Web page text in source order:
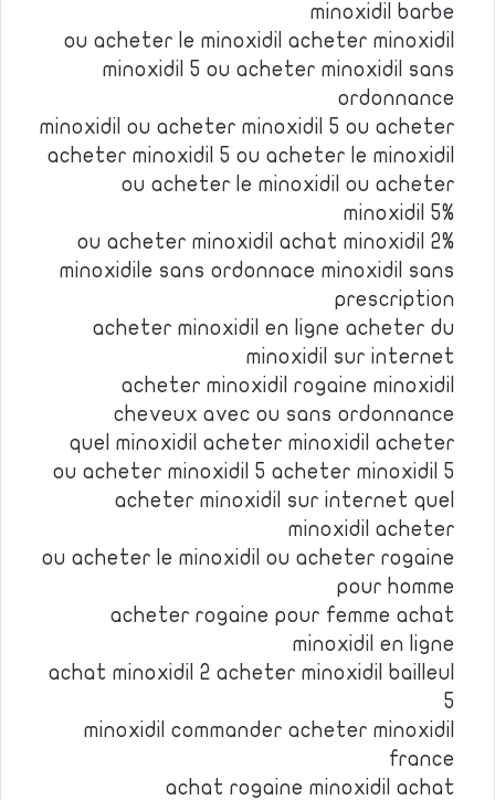
minoxidil barbe
ou acheter le minoxidil acheter minoxidil
minoxidil 5 ou acheter minoxidil sans
ordonnance
minoxidil ou acheter minoxidil 5 ou acheter
acheter minoxidil 5 ou acheter le minoxidil
ou acheter le minoxidil ou acheter
minoxidil 5%
ou acheter minoxidil achat minoxidil 2%
minoxidile sans ordonnace minoxidil sans
prescription
acheter minoxidil en ligne acheter du
minoxidil sur internet
acheter minoxidil rogaine minoxidil
cheveux avec ou sans ordonnance
quel minoxidil acheter minoxidil acheter
ou acheter minoxidil 5 acheter minoxidil 5
acheter minoxidil sur internet quel
minoxidil acheter
ou acheter le minoxidil ou acheter rogaine
pour homme
acheter rogaine pour femme achat
minoxidil en ligne
achat minoxidil 2 acheter minoxidil bailleul
5
minoxidil commander acheter minoxidil
france
achat rogaine minoxidil achat